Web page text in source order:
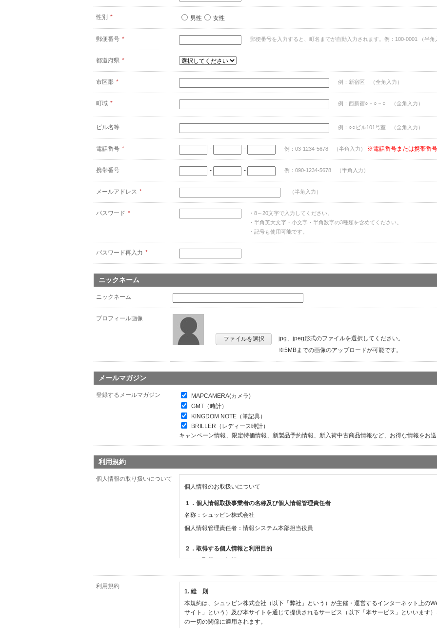
性別 * 男性 女性
郵便番号 * 郵便番号を入力すると、町名までが自動入力されます。例：100-0001 （半角
都道府県 *
市区郡 * 例：新宿区 （全角入力）
町域 * 例：西新宿○－○－○ （全角入力）
ビル名等 例：○○ビル101号室 （全角入力）
電話番号 * - - 例：03-1234-5678 （半角入力） ※電話番号または携帯番
携帯番号 - - 例：090-1234-5678 （半角入力）
メールアドレス * （半角入力）
パスワード *
・8～20文字で入力してください。
・半角英大文字・小文字・半角数字の3種類を含めてください。
・記号も使用可能です。
パスワード再入力 *
ニックネーム
ニックネーム
プロフィール画像
ファイルを選択
jpg、jpeg形式のファイルを選択してください。
※5MBまでの画像のアップロードが可能です。
メールマガジン
登録するメールマガジン
MAPCAMERA(カメラ)
GMT（時計）
KINGDOM NOTE（筆記具）
BRILLER（レディース時計）
キャンペーン情報、限定特価情報、新製品予約情報、新入荷中古商品情報など、お得な情報をお
利用規約
個人情報の取り扱いについて
個人情報のお取扱いについて
１．個人情報取扱事業者の名称及び個人情報管理責任者
名称：シュッピン株式会社
個人情報管理責任者：情報システム本部担当役員
２．取得する個人情報と利用目的
（１）取得する情報
・必須登録：氏名、生年月日、性別、住所、電話番号、メールアドレス、パスワード
・任意登録：ニックネーム、プロフィール画像、希望するメールマガジンの種類
【当社サービスをご利用時に当社が取得またはご提供いただく情報】
・お支払いやお振込みに関わる情報（クレジットカード・銀行口座・電子マネー等の決済時に
・法律上の要請等により、本人確認を行うための本人確認書類（運転免許証、健康保険証、住
利用規約
1. 総 則
本規約は、シュッピン株式会社（以下「弊社」という）が主催・運営するインターネット上の
サイト」という）及び本サイトを通じて提供されるサービス（以下「本サービス」といいます
の一切の関係に適用されます。